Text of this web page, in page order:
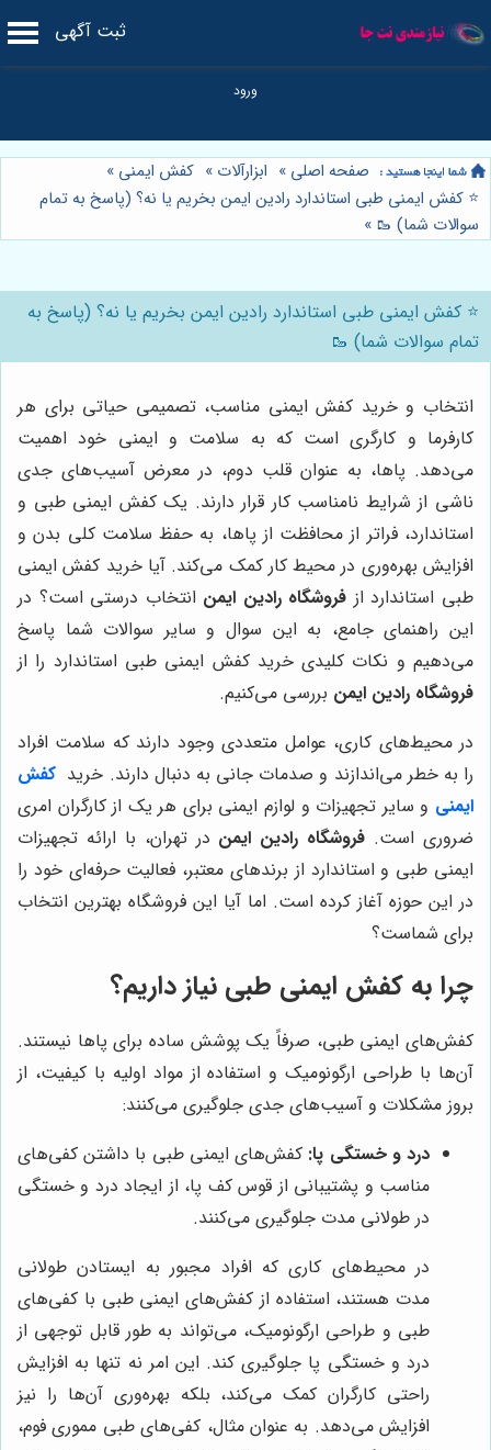
ثبت آگهی
صفحه اصلی » ابزارآلات » کفش ایمنی »
⭐️ کفش ایمنی طبی استاندارد رادین ایمن بخریم یا نه؟ (پاسخ به تمام
سوالات شما) 🥾 »
⭐️ کفش ایمنی طبی استاندارد رادین ایمن بخریم یا نه؟ (پاسخ به
تمام سوالات شما) 🥾
انتخاب و خرید کفش ایمنی مناسب، تصمیمی حیاتی برای هر
کارفرما و کارگری است که به سلامت و ایمنی خود اهمیت
می‌دهد. پاها، به عنوان قلب دوم، در معرض آسیب‌های جدی
ناشی از شرایط نامناسب کار قرار دارند. یک کفش ایمنی طبی و
استاندارد، فراتر از محافظت از پاها، به حفظ سلامت کلی بدن و
افزایش بهره‌وری در محیط کار کمک می‌کند. آیا خرید کفش ایمنی
طبی استاندارد از فروشگاه رادین ایمن انتخاب درستی است؟ در
این راهنمای جامع، به این سوال و سایر سوالات شما پاسخ
می‌دهیم و نکات کلیدی خرید کفش ایمنی طبی استاندارد را از
فروشگاه رادین ایمن بررسی می‌کنیم.
در محیط‌های کاری، عوامل متعددی وجود دارند که سلامت افراد
را به خطر می‌اندازند و صدمات جانی به دنبال دارند. خرید کفش
ایمنی و سایر تجهیزات و لوازم ایمنی برای هر یک از کارگران امری
ضروری است. فروشگاه رادین ایمن در تهران، با ارائه تجهیزات
ایمنی طبی و استاندارد از برندهای معتبر، فعالیت حرفه‌ای خود را
در این حوزه آغاز کرده است. اما آیا این فروشگاه بهترین انتخاب
برای شماست؟
چرا به کفش ایمنی طبی نیاز داریم؟
کفش‌های ایمنی طبی، صرفاً یک پوشش ساده برای پاها نیستند.
آن‌ها با طراحی ارگونومیک و استفاده از مواد اولیه با کیفیت، از
بروز مشکلات و آسیب‌های جدی جلوگیری می‌کنند:
درد و خستگی پا: کفش‌های ایمنی طبی با داشتن کفی‌های
مناسب و پشتیبانی از قوس کف پا، از ایجاد درد و خستگی
در طولانی مدت جلوگیری می‌کنند.
در محیط‌های کاری که افراد مجبور به ایستادن طولانی
مدت هستند، استفاده از کفش‌های ایمنی طبی با کفی‌های
طبی و طراحی ارگونومیک، می‌تواند به طور قابل توجهی از
درد و خستگی پا جلوگیری کند. این امر نه تنها به افزایش
راحتی کارگران کمک می‌کند، بلکه بهره‌وری آن‌ها را نیز
افزایش می‌دهد. به عنوان مثال، کفی‌های طبی مموری فوم،